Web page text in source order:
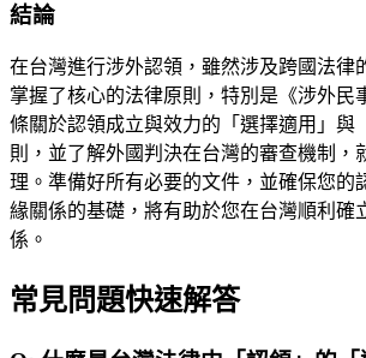
結論
在台灣進行涉外認領，雖然涉及跨國法律
掌握了核心的法律原則，特別是《涉外民
條關於認領成立與效力的「選擇適用」與
則，並了解外國判決在台灣的審查機制，
理。準備好所有必要的文件，並確保您的
緣關係的基礎，將有助於您在台灣順利確
係。
常見問題快速解答